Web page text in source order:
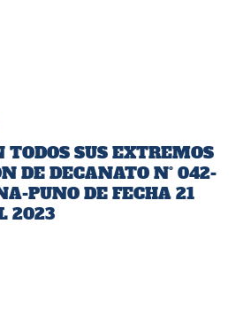
SUS EXTREMOS
DE DECANATO N° 042-
PUNO DE FECHA 21
2023